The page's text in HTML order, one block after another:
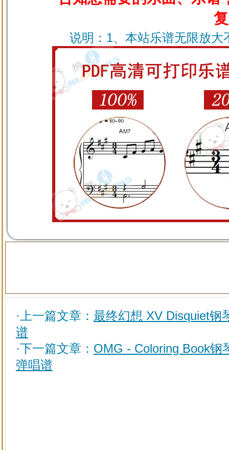
说明 ：1、本站乐谱无限放
·上一篇文章： 最终幻想 XV Disquiet钢
谱
·下一篇文章： OMG - Coloring Book钢
弹唱谱